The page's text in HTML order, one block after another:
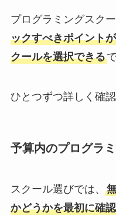
プログラミングスク
ックすべきポイント
クールを選択できる
ひとつずつ詳しく確
予算内のプログラ
スクール選びでは、
かどうかを最初に確